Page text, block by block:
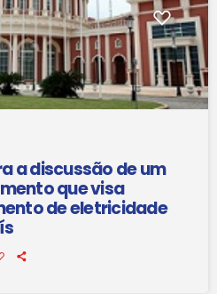
a discussão de um
que visa
de eletricidade